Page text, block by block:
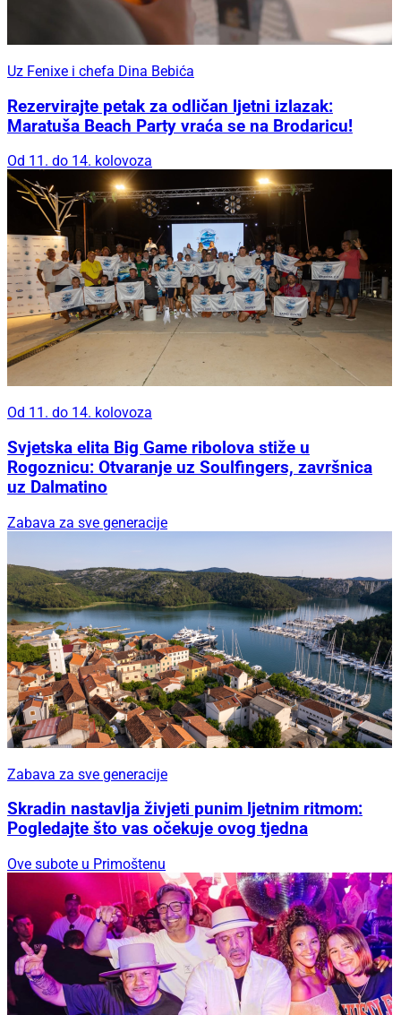
Uz Fenixe i chefa Dina Bebića
Rezervirajte petak za odličan ljetni izlazak:
Maratuša Beach Party vraća se na Brodaricu!
Od 11. do 14. kolovoza
Od 11. do 14. kolovoza
Svjetska elita Big Game ribolova stiže u
Rogoznicu: Otvaranje uz Soulfingers, završnica
uz Dalmatino
Zabava za sve generacije
Zabava za sve generacije
Skradin nastavlja živjeti punim ljetnim ritmom:
Pogledajte što vas očekuje ovog tjedna
Ove subote u Primoštenu